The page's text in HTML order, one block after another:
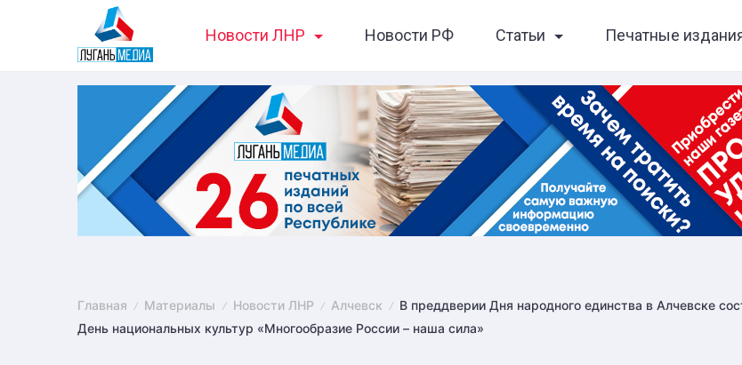
Новости ЛНР Новости РФ Статьи Печатные
Главная Материалы Новости ЛНР Алчевск
В преддверии Дня народного единства в Алчевске
День национальных культур «Многообразие России – наша сила»